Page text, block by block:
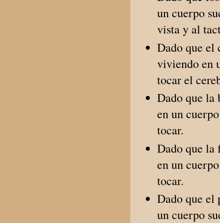
un cuerpo
vista y al
Dado que el
viviendo en
tocar el
Dado que la
en un
tocar.
Dado que la
en un
tocar.
Dado que el
un cuerpo